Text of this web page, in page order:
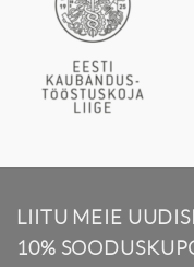
LIITU MEIE
10%